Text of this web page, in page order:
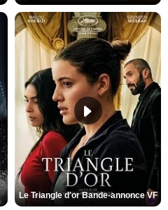
Le Triangle d'or Bande-annonce VF